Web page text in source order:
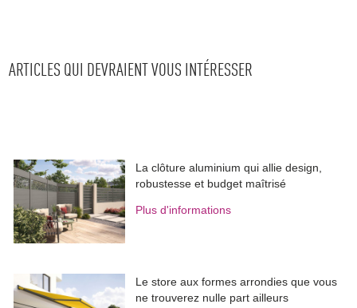
ARTICLES QUI DEVRAIENT VOUS INTÉRESSER
La clôture aluminium qui allie design,
robustesse et budget maîtrisé
Plus d'informations
Le store aux formes arrondies que vous
ne trouverez nulle part ailleurs